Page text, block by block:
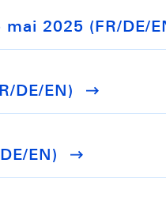
2025 (FR/DE/
DE/EN)
EN)